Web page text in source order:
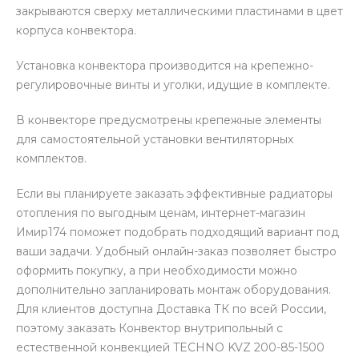
закрываются сверху металлическими пластинами в цвет
корпуса конвектора.
Установка конвектора производится на крепежно-
регулировочные винты и уголки, идущие в комплекте.
В конвекторе предусмотрены крепежные элементы
для самостоятельной установки вентиляторных
комплектов.
Если вы планируете заказать эффективные радиаторы
отопления по выгодным ценам, интернет-магазин
Имир174 поможет подобрать подходящий вариант под
ваши задачи. Удобный онлайн-заказ позволяет быстро
оформить покупку, а при необходимости можно
дополнительно запланировать монтаж оборудования.
Для клиентов доступна Доставка ТК по всей России,
поэтому заказать Конвектор внутрипольный с
естественной конвекцией TECHNO KVZ 200-85-1500